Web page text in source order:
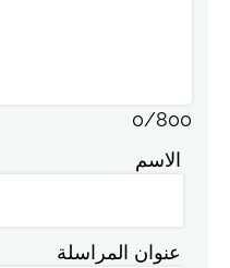
0/800
الاسم
عنوان المراسلة